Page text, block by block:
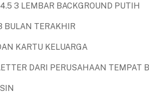
3 LEMBAR BACKGROUND PUTIH
BULAN TERAKHIR
KARTU KELUARGA
DARI PERUSAHAAN TEMPAT